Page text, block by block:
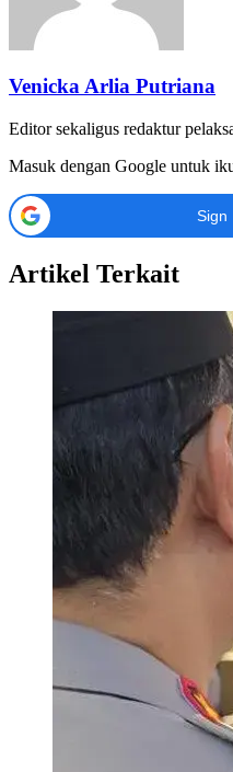
Venicka Arlia Putriana
Editor sekaligus redaktur
Masuk dengan Google untuk
Sign
Artikel Terkait